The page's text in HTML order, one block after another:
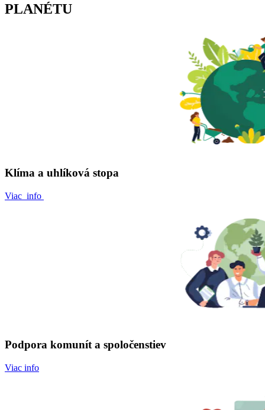
PLANÉTU
Klíma a uhlíková stopa
Viac info
Podpora komunít a spoločenstiev
Viac info